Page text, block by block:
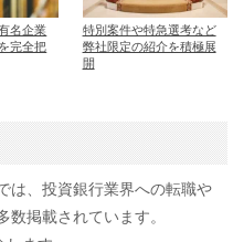
名企業
完全把
特別案件や特急選考など
弊社限定の紹介を積極展
開
は、投資銀行業界への転職や
掲載されています。